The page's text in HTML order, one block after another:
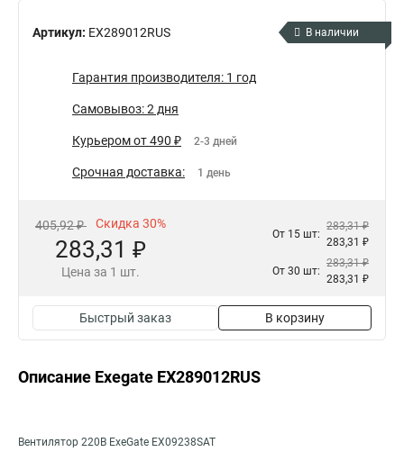
Артикул: EX289012RUS В наличии
Гарантия производителя: 1 год
Самовывоз: 2 дня
Курьером от 490 ₽ 2-3 дней
Срочная доставка: 1 день
405,92 ₽ Скидка 30%
283,31 ₽
Цена за 1 шт.
От 15 шт:
283,31 ₽
283,31 ₽
От 30 шт:
283,31 ₽
283,31 ₽
Быстрый заказ В корзину
Описание Exegate EX289012RUS
Вентилятор 220В ExeGate EX09238SAT